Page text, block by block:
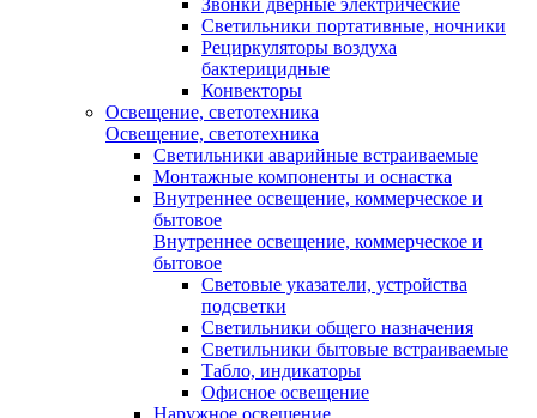
Звонки дверные электрические
Светильники портативные, ночники
Рециркуляторы воздуха
бактерицидные
Конвекторы
Освещение, светотехника
Освещение, светотехника
Светильники аварийные встраиваемые
Монтажные компоненты и оснастка
Внутреннее освещение, коммерческое и
бытовое
Внутреннее освещение, коммерческое и
бытовое
Световые указатели, устройства
подсветки
Светильники общего назначения
Светильники бытовые встраиваемые
Табло, индикаторы
Офисное освещение
Наружное освещение